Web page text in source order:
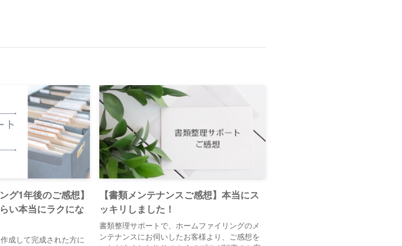
グ1年後のご感想】
い本当にラクにな
成して完成された方に
【書類メンテナンスご感想】本当にス
ッキリしました！
書類整理サポートで、ホームファイリングのメ
ンテナンスにお伺いしたお客様より、ご感想を